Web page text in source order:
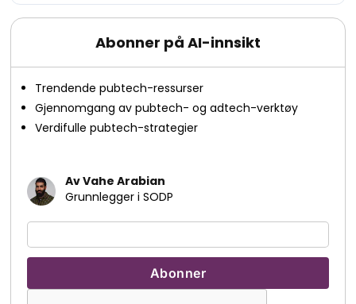
Abonner på AI-innsikt
Trendende pubtech-ressurser
Gjennomgang av pubtech- og adtech-verktøy
Verdifulle pubtech-strategier
Av Vahe Arabian
Grunnlegger i SODP